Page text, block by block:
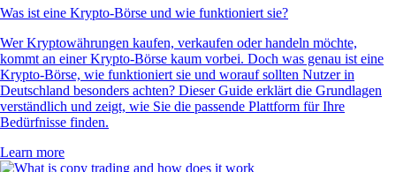
Was ist eine Krypto-Börse und wie funktioniert sie?
Wer Kryptowährungen kaufen, verkaufen oder handeln möchte,
kommt an einer Krypto-Börse kaum vorbei. Doch was genau ist eine
Krypto-Börse, wie funktioniert sie und worauf sollten Nutzer in
Deutschland besonders achten? Dieser Guide erklärt die Grundlagen
verständlich und zeigt, wie Sie die passende Plattform für Ihre
Bedürfnisse finden.
Learn more